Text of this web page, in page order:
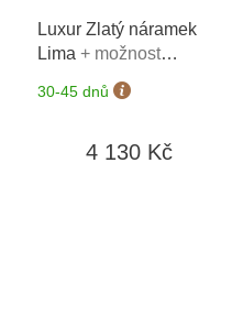
Luxur Zlatý náramek
Lima + možnost
výměny do 90 dní
30-45 dnů
4 130 Kč